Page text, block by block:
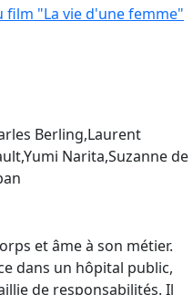
film "La vie d'une femme"
Berling,Laurent
Narita,Suzanne de
et âme à son métier.
dans un hôpital public,
de responsabilités. Il